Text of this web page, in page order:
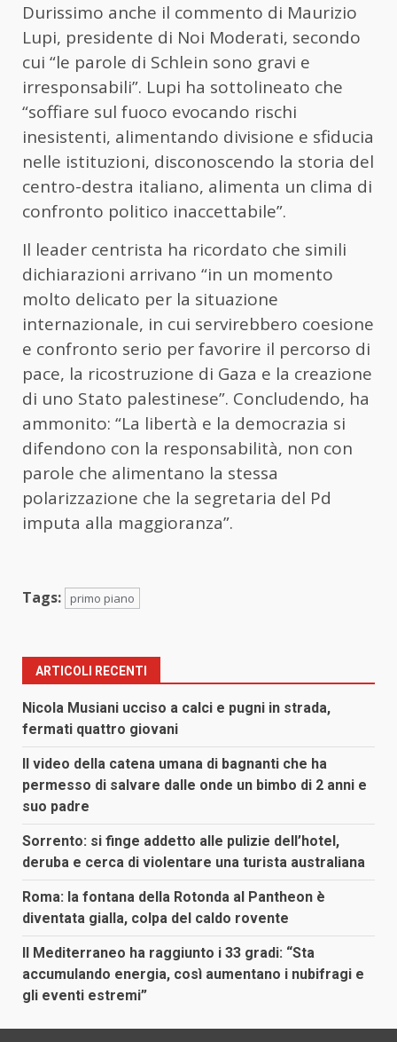
Durissimo anche il commento di Maurizio
Lupi, presidente di Noi Moderati, secondo
cui “le parole di Schlein sono gravi e
irresponsabili”. Lupi ha sottolineato che
“soffiare sul fuoco evocando rischi
inesistenti, alimentando divisione e sfiducia
nelle istituzioni, disconoscendo la storia del
centro-destra italiano, alimenta un clima di
confronto politico inaccettabile”.
Il leader centrista ha ricordato che simili
dichiarazioni arrivano “in un momento
molto delicato per la situazione
internazionale, in cui servirebbero coesione
e confronto serio per favorire il percorso di
pace, la ricostruzione di Gaza e la creazione
di uno Stato palestinese”. Concludendo, ha
ammonito: “La libertà e la democrazia si
difendono con la responsabilità, non con
parole che alimentano la stessa
polarizzazione che la segretaria del Pd
imputa alla maggioranza”.
Tags: primo piano
ARTICOLI RECENTI
Nicola Musiani ucciso a calci e pugni in strada,
fermati quattro giovani
Il video della catena umana di bagnanti che ha
permesso di salvare dalle onde un bimbo di 2 anni e
suo padre
Sorrento: si finge addetto alle pulizie dell’hotel,
deruba e cerca di violentare una turista australiana
Roma: la fontana della Rotonda al Pantheon è
diventata gialla, colpa del caldo rovente
Il Mediterraneo ha raggiunto i 33 gradi: “Sta
accumulando energia, così aumentano i nubifragi e
gli eventi estremi”